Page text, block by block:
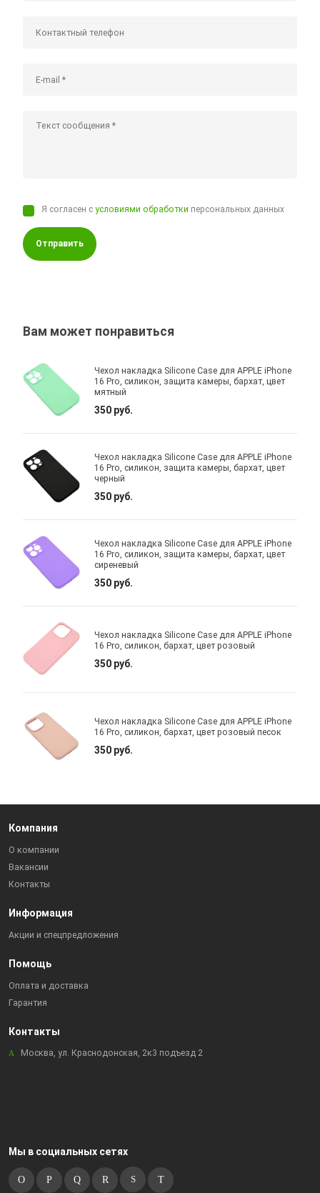
Я согласен сусловиями обработки персональных данных
Отправить
Вам может понравиться
Чехол накладка Silicone Case для APPLE iPhone
16 Pro, силикон, защита камеры, бархат, цвет
мятный
350 руб.
Чехол накладка Silicone Case для APPLE iPhone
16 Pro, силикон, защита камеры, бархат, цвет
черный
350 руб.
Чехол накладка Silicone Case для APPLE iPhone
16 Pro, силикон, защита камеры, бархат, цвет
сиреневый
350 руб.
Чехол накладка Silicone Case для APPLE iPhone
16 Pro, силикон, бархат, цвет розовый
350 руб.
Чехол накладка Silicone Case для APPLE iPhone
16 Pro, силикон, бархат, цвет розовый песок
350 руб.
Компания
О компании
Вакансии
Контакты
Информация
Акции и спецпредложения
Помощь
Оплата и доставка
Гарантия
Контакты
Москва, ул. Краснодонская, 2к3 подъезд 2
Мы в социальных сетях